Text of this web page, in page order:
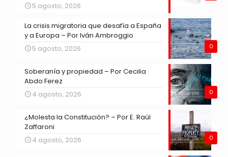
5 agosto, 2026
0
La crisis migratoria que desafía a España
y a Europa – Por Iván Ambroggio
5 agosto, 2026
0
Soberanía y propiedad – Por Cecilia
Abdo Ferez
4 agosto, 2026
0
¿Molesta la Constitución? – Por E. Raúl
Zaffaroni
4 agosto, 2026